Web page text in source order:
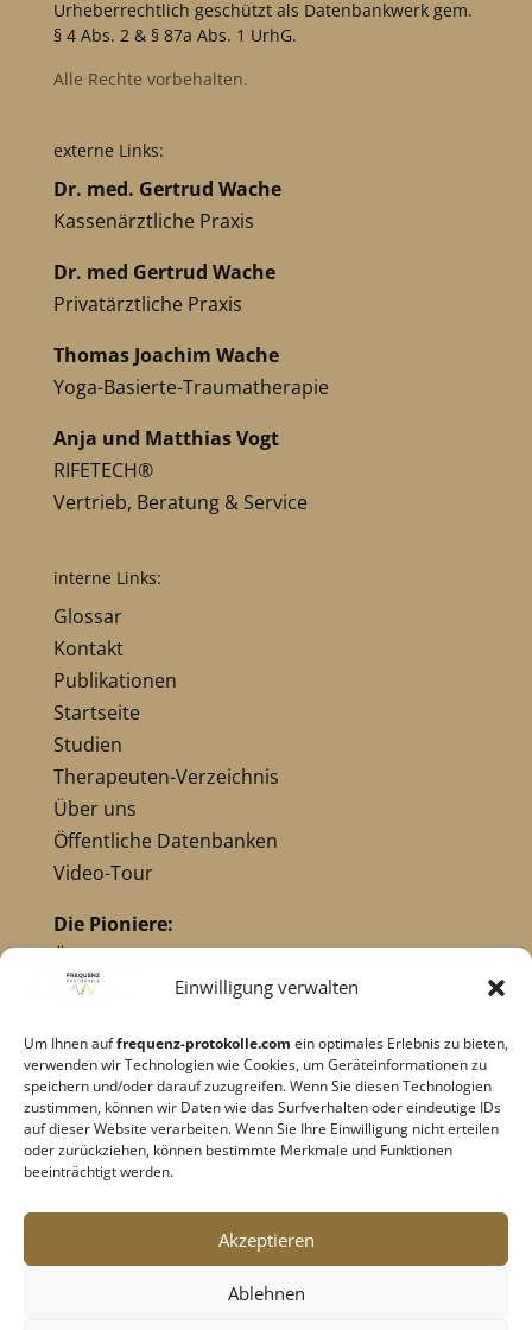
Einwilligung verwalten
Um Ihnen auffrequenz-protokolle.com ein optimales Erlebnis zu bieten,
verwenden wir Technologien wie Cookies, um Geräteinformationen zu
speichern und/oder darauf zuzugreifen. Wenn Sie diesen Technologien
zustimmen, können wir Daten wie das Surfverhalten oder eindeutige IDs
auf dieser Website verarbeiten. Wenn Sie Ihre Einwilligung nicht erteilen
oder zurückziehen, können bestimmte Merkmale und Funktionen
beeinträchtigt werden.
Akzeptieren
Ablehnen
Urheberrechtlich geschützt als Datenbankwerk gem.
§ 4 Abs. 2 & § 87a Abs. 1 UrhG.
Alle Rechte vorbehalten.
externe Links:
Dr. med. Gertrud Wache
Kassenärztliche Praxis
Dr. med Gertrud Wache
Privatärztliche Praxis
Thomas Joachim Wache
Yoga-Basierte-Traumatherapie
Anja und Matthias Vogt
RIFETECH®
Vertrieb, Beratung & Service
interne Links:
Glossar
Kontakt
Publikationen
Startseite
Studien
Therapeuten-Verzeichnis
Über uns
Öffentliche Datenbanken
Video-Tour
Die Pioniere:
Übersicht Pioniere
Nikola Tesla
Dr. Hulda Clark
Robert C. Beck
Georges Lakhovsky
verwandte Pioniere
Datenschutz
Cookie-Richtlinie|AGB's